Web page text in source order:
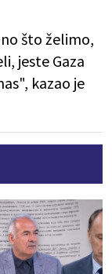
što želimo,
jeste Gaza
kazao je